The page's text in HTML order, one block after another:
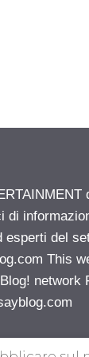
del
This
network